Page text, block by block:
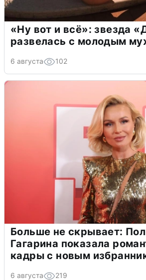
«Ну вот и всё»: звезда
развелась с молодым
6 августа 102
Больше не скрывает:
Гагарина показала
кадры с новым
6 августа 219